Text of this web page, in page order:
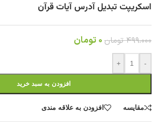
اسکریپت تبدیل آدرس آیات قرآن
499،000 تومان 0 تومان
-
+
افزودن به سبد خرید
مقايسه افزودن به علاقه مندی